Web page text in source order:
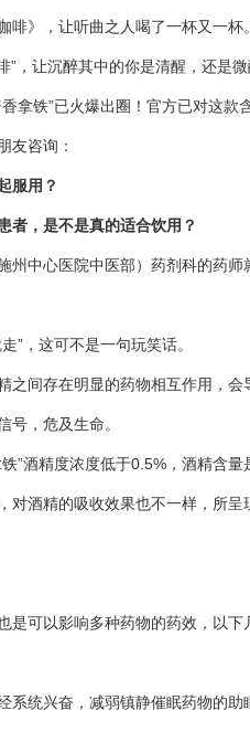
啡》，让听曲之人喝了一杯又一杯
”，让沉醉其中的你是清醒，还是
拿铁”已火爆出圈！官方已对这
友咨询：
服用？
者，是不是真的适合饮用？
州中心医院中医部）药剂科的药
”，这可不是一句玩笑话。
之间存在明显的药物相互作用，
号，危及生命。
”酒精度浓度低于0.5%，酒精含量
对酒精的吸收效果也不一样，所
是可以影响多种药物的药效，以
系统兴奋，减弱镇静催眠药物的